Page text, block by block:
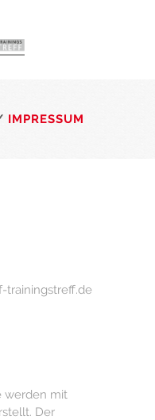
IMPRESSUM
trainingstreff.de
werden mit
Der